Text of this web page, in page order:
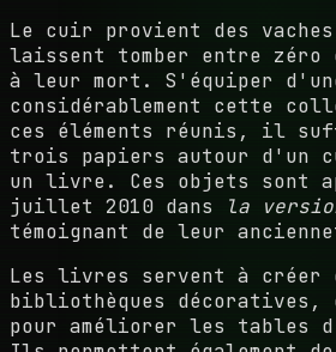
Le cuir provient des
laissent tomber entre zéro
à leur mort. S'équiper
considérablement cette
ces éléments réunis, il
trois papiers autour d'un
un livre. Ces objets sont
juillet 2010 dans
la
témoignant de leur
Les livres servent à créer
bibliothèques décoratives,
pour améliorer les tables